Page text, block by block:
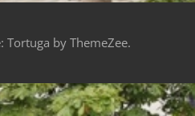
Tortuga by ThemeZee.